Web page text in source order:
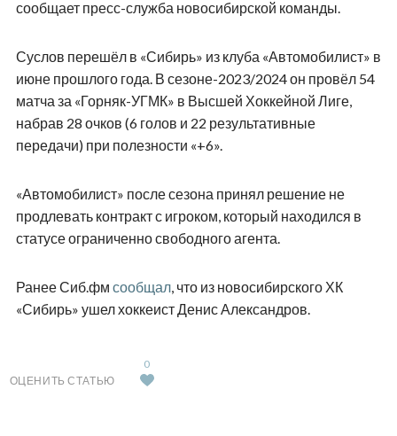
сообщает пресс-служба новосибирской команды.
Суслов перешёл в «Сибирь» из клуба «Автомобилист» в
июне прошлого года. В сезоне-2023/2024 он провёл 54
матча за «Горняк-УГМК» в Высшей Хоккейной Лиге,
набрав 28 очков (6 голов и 22 результативные
передачи) при полезности «+6».
«Автомобилист» после сезона принял решение не
продлевать контракт с игроком, который находился в
статусе ограниченно свободного агента.
Ранее Сиб.фм сообщал, что из новосибирского ХК
«Сибирь» ушел хоккеист Денис Александров.
ОЦЕНИТЬ СТАТЬЮ
0